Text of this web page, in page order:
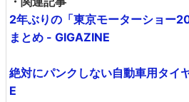
2年ぶりの「東京モーターショー
まとめ - GIGAZINE
絶対にパンクしない自動車用タイ
E